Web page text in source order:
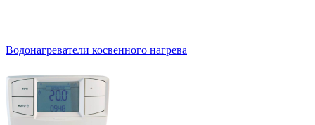
Водонагреватели косвенного нагрева